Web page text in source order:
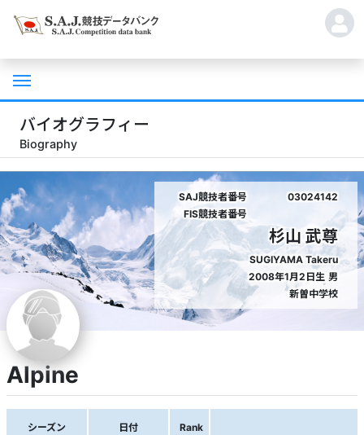
バイオグラフィー
Biography
SAJ競技者番号
03024142
FIS競技者番号
杉山 武尊
SUGIYAMA Takeru
2008年1月2日生 男
新曽中学校
Alpine
シーズン 日付 Rank